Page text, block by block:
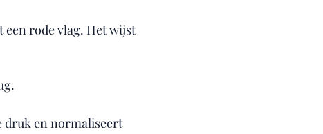
een rode vlag. Het wijst
druk en normaliseert